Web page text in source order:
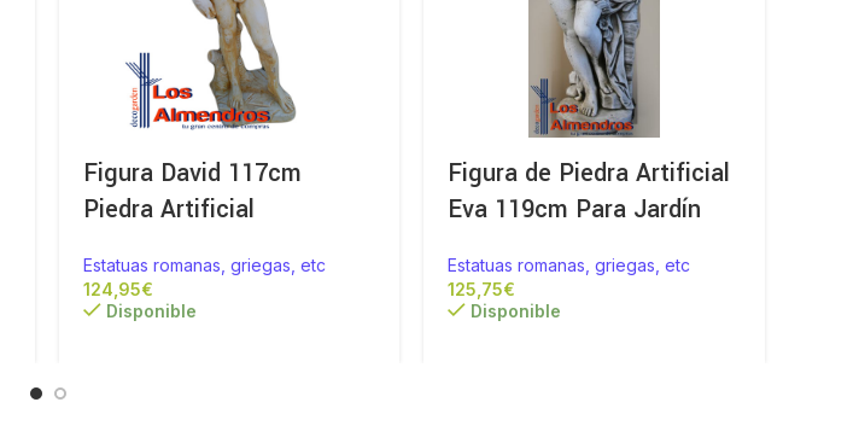
Figura David 117cm
Piedra Artificial
Estatuas romanas, griegas, etc
€
Disponible
Figura de Piedra Artificial
Eva 119cm Para Jardín
Estatuas romanas, griegas, etc
€
Disponible